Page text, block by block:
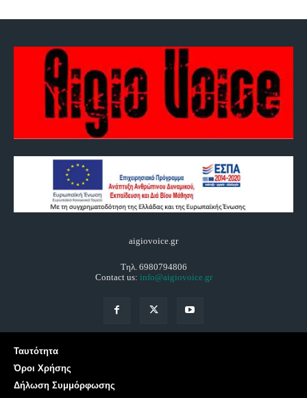
aigiovoice.gr
Τηλ. 6980794806
Contact us: info@aigiovoice.gr
Ταυτότητα
Όροι Χρήσης
Δήλωση Συμμόρφωσης